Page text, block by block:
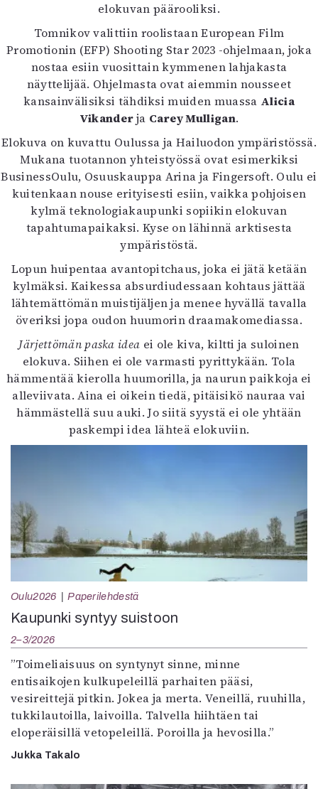
elokuvan päärooliksi.
Tomnikov valittiin roolistaan European Film
Promotionin (EFP) Shooting Star 2023 -ohjelmaan, joka
nostaa esiin vuosittain kymmenen lahjakasta
näyttelijää. Ohjelmasta ovat aiemmin nousseet
kansainvälisiksi tähdiksi muiden muassa Alicia
Vikanderja Carey Mulligan.
Elokuva on kuvattu Oulussa ja Hailuodon ympäristössä.
Mukana tuotannon yhteistyössä ovat esimerkiksi
BusinessOulu, Osuuskauppa Arina ja Fingersoft. Oulu ei
kuitenkaan nouse erityisesti esiin, vaikka pohjoisen
kylmä teknologiakaupunki sopiikin elokuvan
tapahtumapaikaksi. Kyse on lähinnä arktisesta
ympäristöstä.
Lopun huipentaa avantopitchaus, joka ei jätä ketään
kylmäksi. Kaikessa absurdiudessaan kohtaus jättää
lähtemättömän muistijäljen ja menee hyvällä tavalla
överiksi jopa oudon huumorin draamakomediassa.
Järjettömän paska idea ei ole kiva, kiltti ja suloinen
elokuva. Siihen ei ole varmasti pyrittykään. Tola
hämmentää kierolla huumorilla, ja naurun paikkoja ei
alleviivata. Aina ei oikein tiedä, pitäisikö nauraa vai
hämmästellä suu auki. Jo siitä syystä ei ole yhtään
paskempi idea lähteä elokuviin.
Oulu2026 Paperilehdestä
Kaupunki syntyy suistoon
2–3/2026
”Toimeliaisuus on syntynyt sinne, minne
entisaikojen kulkupeleillä parhaiten pääsi,
vesireittejä pitkin. Jokea ja merta. Veneillä, ruuhilla,
tukkilautoilla, laivoilla. Talvella hiihtäen tai
eloperäisillä vetopeleillä. Poroilla ja hevosilla.”
Jukka Takalo